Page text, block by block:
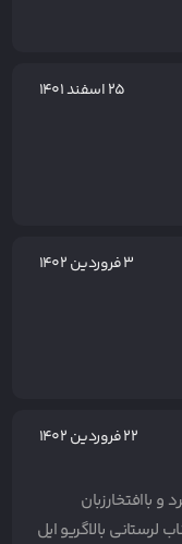
۲۵ اسفند ۱۴۰۱
۳ فروردین ۱۴۰۲
۲۲ فروردین ۱۴۰۲
باافتخارزبان
لرستانی بالاگریو ایل